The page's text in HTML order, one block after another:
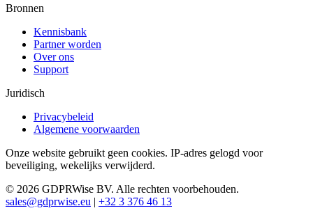
Bronnen
Kennisbank
Partner worden
Over ons
Support
Juridisch
Privacybeleid
Algemene voorwaarden
Onze website gebruikt geen cookies. IP-adres gelogd voor
beveiliging, wekelijks verwijderd.
© 2026 GDPRWise BV. Alle rechten voorbehouden.
sales@gdprwise.eu | +32 3 376 46 13